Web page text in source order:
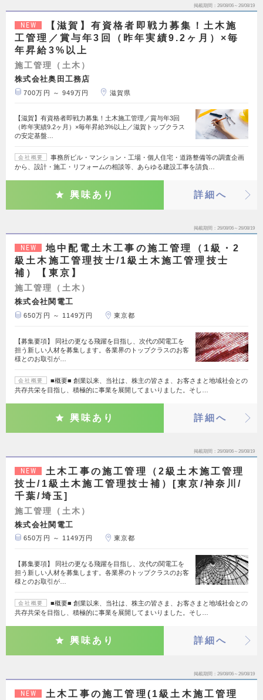
掲載期間 26/08/06～26/08/19
NEW
【滋賀】有資格者即戦力募集！土木施
工管理／賞与年3回（昨年実績9.2ヶ月）×毎
年昇給3%以上
施工管理（土木）
株式会社奥田工務店
700万円 ～ 949万円 滋賀県
【滋賀】有資格者即戦力募集！土木施工管理／賞与年3回
（昨年実績9.2ヶ月）×毎年昇給3%以上／滋賀トップクラス
の安定基盤…
会社概要
事務所ビル・マンション・工場・個人住宅・道路整備等の調査企画
から、設計・施工・リフォームの相談等、あらゆる建設工事を請負…
興味あり 詳細へ
掲載期間 26/08/06～26/08/19
NEW
地中配電土木工事の施工管理（1級・2
級土木施工管理技士/1級土木施工管理技士
補）【東京】
施工管理（土木）
株式会社関電工
650万円 ～ 1149万円 東京都
【募集要項】 同社の更なる飛躍を目指し、次代の関電工を
担う新しい人材を募集します。各業界のトップクラスのお客
様とのお取引が…
会社概要
■概要■ 創業以来、当社は、株主の皆さま、お客さまと地域社会との
共存共栄を目指し、積極的に事業を展開してまいりました。そし…
興味あり 詳細へ
掲載期間 26/08/06～26/08/19
NEW
土木工事の施工管理（2級土木施工管理
技士/1級土木施工管理技士補）[東京/神奈川/
千葉/埼玉]
施工管理（土木）
株式会社関電工
650万円 ～ 1149万円 東京都
【募集要項】 同社の更なる飛躍を目指し、次代の関電工を
担う新しい人材を募集します。各業界のトップクラスのお客
様とのお取引が…
会社概要
■概要■ 創業以来、当社は、株主の皆さま、お客さまと地域社会との
共存共栄を目指し、積極的に事業を展開してまいりました。そし…
興味あり 詳細へ
掲載期間 26/08/06～26/08/19
NEW
土木工事の施工管理(1級土木施工管理